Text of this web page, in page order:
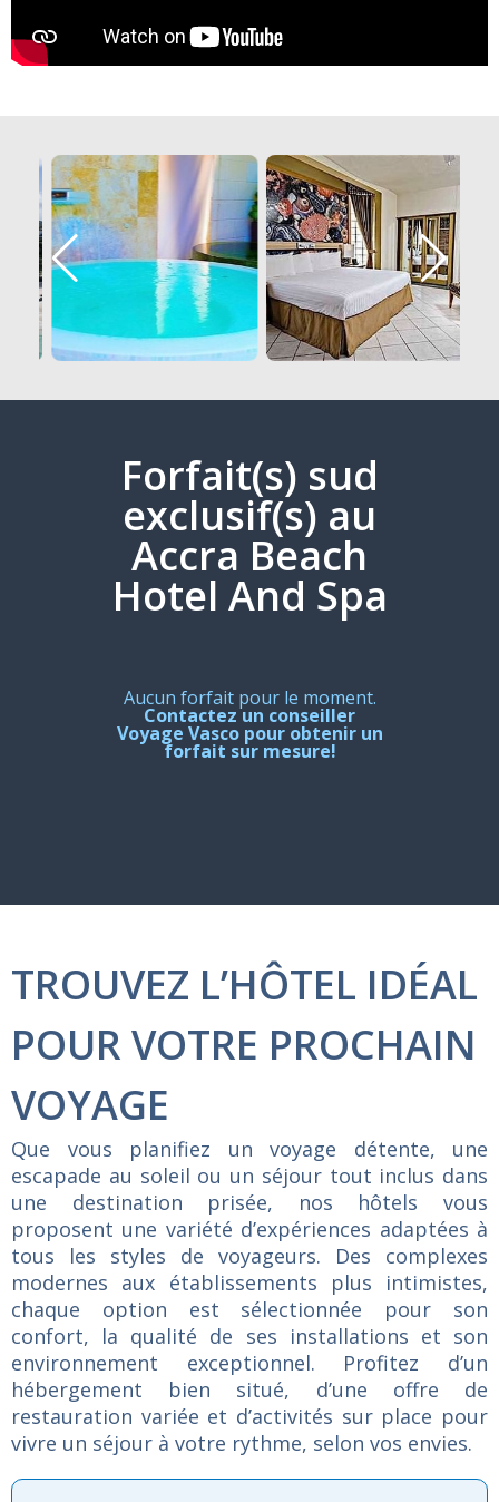
Forfait(s) sud
exclusif(s) au
Accra Beach
Hotel And Spa
Aucun forfait pour le moment.
Contactez un conseiller
Voyage Vasco pour obtenir un
forfait sur mesure!
TROUVEZ L’HÔTEL IDÉAL
POUR VOTRE PROCHAIN
VOYAGE
Que vous planifiez un voyage détente, une
escapade au soleil ou un séjour tout inclus dans
une destination prisée, nos hôtelsvous
proposent une variété d’expériences adaptées à
tous les styles de voyageurs. Des complexes
modernes aux établissements plus intimistes,
chaque option est sélectionnée pour son
confort, la qualité de ses installations et son
environnement exceptionnel. Profitez d’un
hébergement bien situé, d’une offre de
restauration variée et d’activités sur place pour
vivre un séjour à votre rythme, selon vos envies.